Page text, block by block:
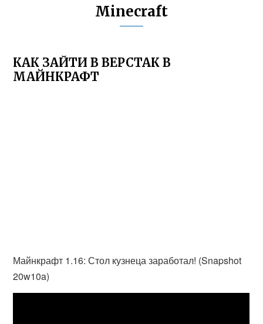
Minecraft
КАК ЗАЙТИ В ВЕРСТАК В
МАЙНКРАФТ
Майнкрафт 1.16: Стол кузнеца заработал! (Snapshot
20w10a)